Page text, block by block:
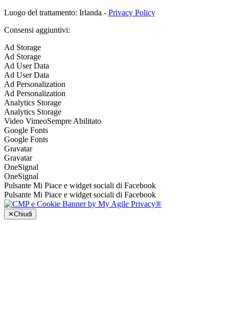
Luogo del trattamento: Irlanda - Privacy Policy
Consensi aggiuntivi:
Ad Storage
Ad Storage
Ad User Data
Ad User Data
Ad Personalization
Ad Personalization
Analytics Storage
Analytics Storage
Video VimeoSempre Abilitato
Google Fonts
Google Fonts
Gravatar
Gravatar
OneSignal
OneSignal
Pulsante Mi Piace e widget sociali di Facebook
Pulsante Mi Piace e widget sociali di Facebook
✕Chiudi